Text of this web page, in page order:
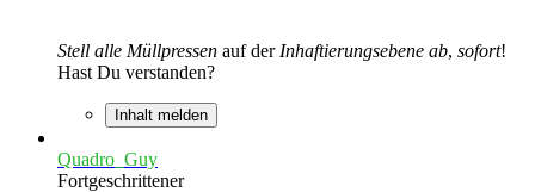
Stell alle Müllpressen auf der Inhaftierungsebene ab, sofort!
Hast Du verstanden?
Inhalt melden
Quadro_Guy
Fortgeschrittener